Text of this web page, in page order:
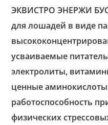
ЭКВИСТРО ЭНЕРЖИ
для лошадей в виде
усваиваемые
электролиты,
ценные
работоспособность
физических